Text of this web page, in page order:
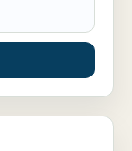
Hillerød eller